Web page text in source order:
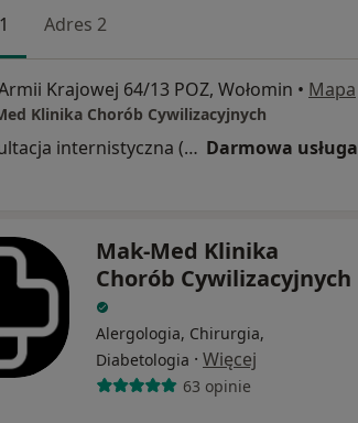
Adres 2
Krajowej 64/13 POZ, Wołomin • Mapa
Klinika Chorób Cywilizacyjnych
Konsultacja internistyczna (NFZ) Darmowa usługa
Mak-Med Klinika
Chorób Cywilizacyjnych
Alergologia, Chirurgia,
Diabetologia · Więcej
63 opinie